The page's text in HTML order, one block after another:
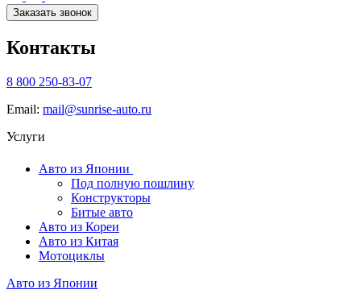
Заказать звонок
Контакты
8 800 250-83-07
Email: mail@sunrise-auto.ru
Услуги
Авто из Японии
Под полную пошлину
Конструкторы
Битые авто
Авто из Кореи
Авто из Китая
Мотоциклы
Авто из Японии